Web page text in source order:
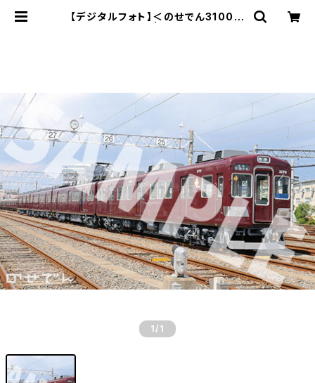
【デジタルフォト】＜のせでん3100系
1 /1